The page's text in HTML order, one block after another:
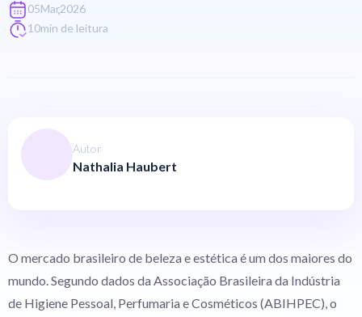
05Mar,2026
10min de leitura
Autor
Nathalia Haubert
O mercado brasileiro de beleza e estética é um dos maiores do
mundo. Segundo dados da Associação Brasileira da Indústria
de Higiene Pessoal, Perfumaria e Cosméticos (ABIHPEC), o